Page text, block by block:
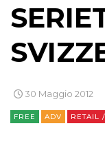
30 Maggio 2012
FREE ADV RETAIL